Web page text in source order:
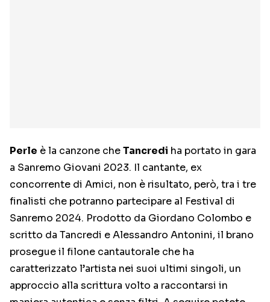
Perle è la canzone cheTancredi ha portato in gara
a Sanremo Giovani 2023. Il cantante, ex
concorrente di Amici, non è risultato, però, tra i tre
finalisti che potranno partecipare al Festival di
Sanremo 2024. Prodotto da Giordano Colombo e
scritto da Tancredi e Alessandro Antonini, il brano
prosegue il filone cantautorale che ha
caratterizzato l’artista nei suoi ultimi singoli, un
approccio alla scrittura volto a raccontarsi in